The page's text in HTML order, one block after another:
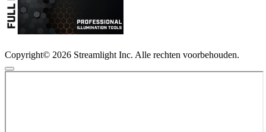
Copyright© 2026 Streamlight Inc. Alle rechten voorbehouden.